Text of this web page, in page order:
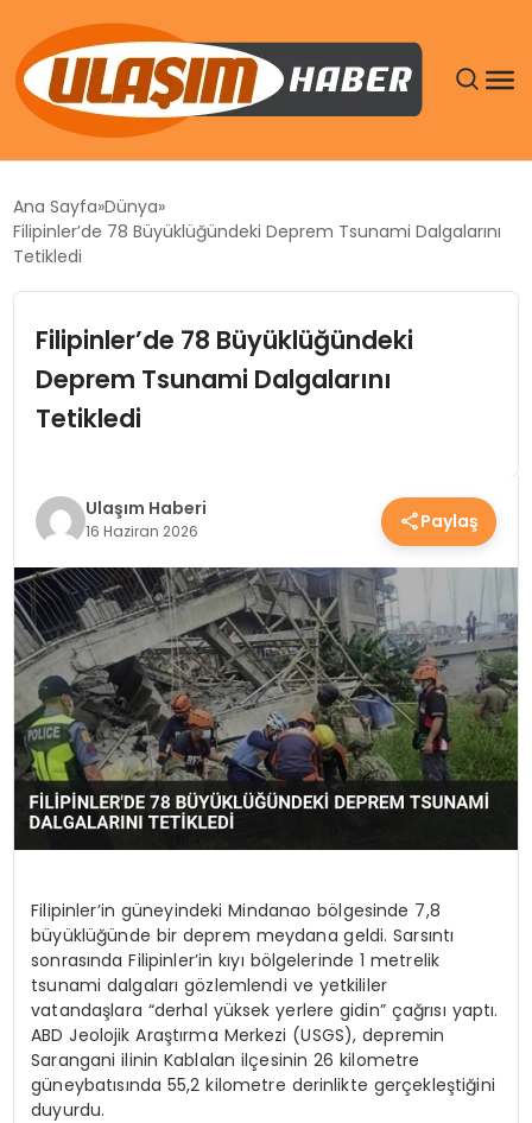
SIYASET
EKONOMI
TEKNOLOJI
SAĞLIK
YAŞAM
Ana Sayfa Dünya
Filipinler’de 78 Büyüklüğündeki Deprem Tsunami Dalgalarını
Tetikledi
Filipinler’de 78 Büyüklüğündeki
Deprem Tsunami Dalgalarını
Tetikledi
Ulaşım Haberi
16 Haziran 2026 Paylaş
Filipinler’in güneyindeki Mindanao bölgesinde 7,8
büyüklüğünde bir deprem meydana geldi. Sarsıntı
sonrasında Filipinler’in kıyı bölgelerinde 1 metrelik
tsunami dalgaları gözlemlendi ve yetkililer
vatandaşlara “derhal yüksek yerlere gidin” çağrısı yaptı.
ABD Jeolojik Araştırma Merkezi (USGS), depremin
Sarangani ilinin Kablalan ilçesinin 26 kilometre
güneybatısında 55,2 kilometre derinlikte gerçekleştiğini
duyurdu.